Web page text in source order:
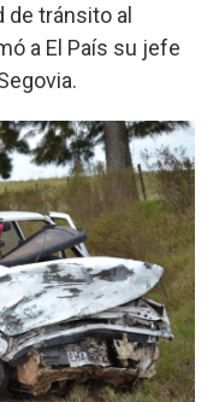
tránsito al
a El País su jefe